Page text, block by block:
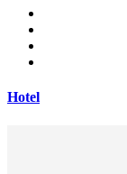
Hotel